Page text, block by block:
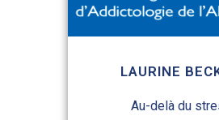
LAURINE
Au-delà du